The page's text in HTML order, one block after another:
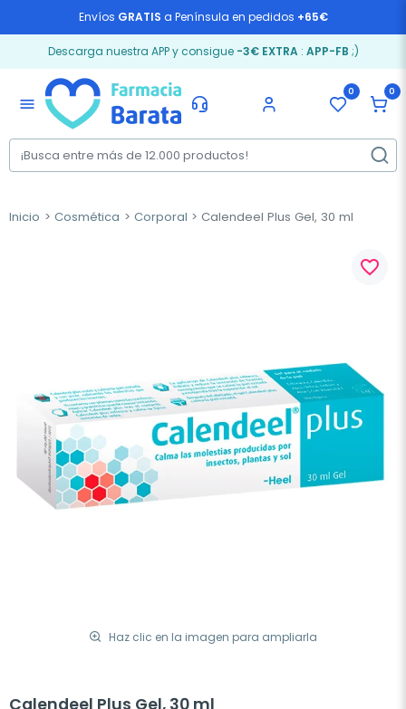
Envíos GRATIS a Península en pedidos +65€
Descarga nuestra APP y consigue -3€ EXTRA: APP-FB ;)
menu
0 0
Inicio Cosmética Corporal Calendeel Plus Gel, 30 ml
Haz clic en la imagen para ampliarla
favorite_border
Calendeel Plus Gel, 30 ml